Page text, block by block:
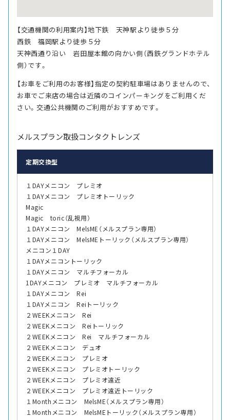
【交通機関の利用案内】地下鉄 天神駅より徒歩５分
西鉄 福岡駅より徒歩５分
天神西通り沿い 岩田屋本館の向かい側（西鉄グランドホテル
側）です。
【お車をご利用のお客様】指定の契約駐車場はありませんので、
お車でご来店の場合は近隣のコインパーキングをご利用くだ
さい。交通公共機関のご利用がおすすめです。
メルスプラン取扱コンタクトレンズ
定期交換型
１DAYメニコン プレミオ
１DAYメニコン プレミオトーリック
Magic
Magic toric（乱視用）
１DAYメニコン MelsME（メルスプラン専用）
１DAYメニコン MelsMEトーリック（メルスプラン専用）
メニコン１DAY
１DAYメニコントーリック
１DAYメニコン マルチフォーカル
1DAYメニコン プレミオ マルチフォーカル
１DAYメニコン Rei
１DAYメニコン Reiトーリック
２WEEKメニコン Rei
２WEEKメニコン Reiトーリック
２WEEKメニコン Rei マルチフォーカル
２WEEKメニコン デュオ
２WEEKメニコン プレミオ
２WEEKメニコン プレミオトーリック
２WEEKメニコン プレミオ遠近
２WEEKメニコン プレミオ遠近トーリック
１Monthメニコン MelsME（メルスプラン専用）
１Monthメニコン MelsMEトーリック（メルスプラン専用）